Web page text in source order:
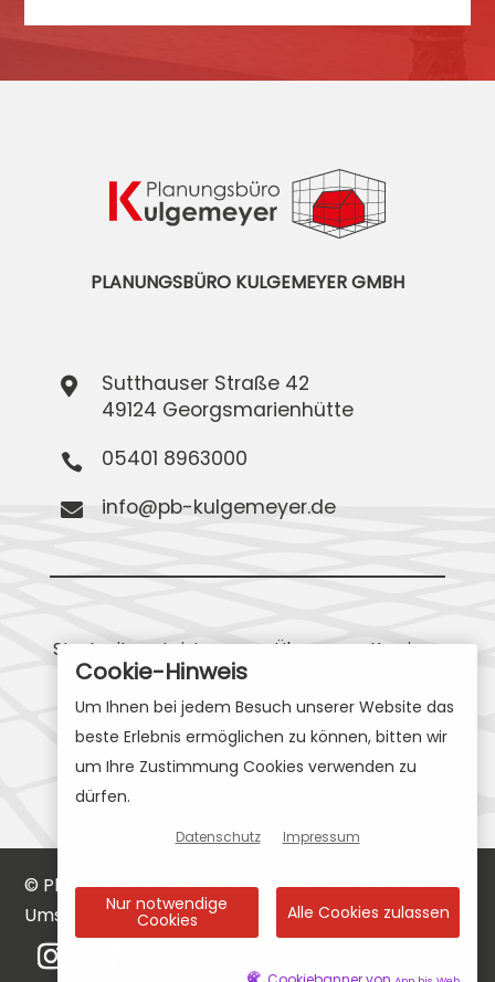
PLANUNGSBÜRO KULGEMEYER GMBH

Sutthauser Straße 42
49124 Georgsmarienhütte
 05401 8963000
 info@pb-kulgemeyer.de
Startseite-Leistungen-Über uns-Karriere
-Referenzen
Zustimmungsstatus: Cookies abgelehnt.
© Planungsbüro Kulgemeyer GmbH | Design und
Umsetzung: Motion Media GmbH
Cookie-Hinweis
Um Ihnen bei jedem Besuch unserer Website das
beste Erlebnis ermöglichen zu können, bitten wir
um Ihre Zustimmung Cookies verwenden zu
dürfen.
Datenschutz Impressum
Nur notwendige
Cookies Alle Cookies zulassen